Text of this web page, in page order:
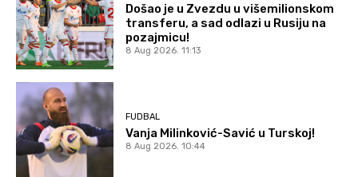
Došao je u Zvezdu u višemilionskom
transferu, a sad odlazi u Rusiju na
pozajmicu!
8 Aug 2026. 11:13
FUDBAL
Vanja Milinković-Savić u Turskoj!
8 Aug 2026. 10:44